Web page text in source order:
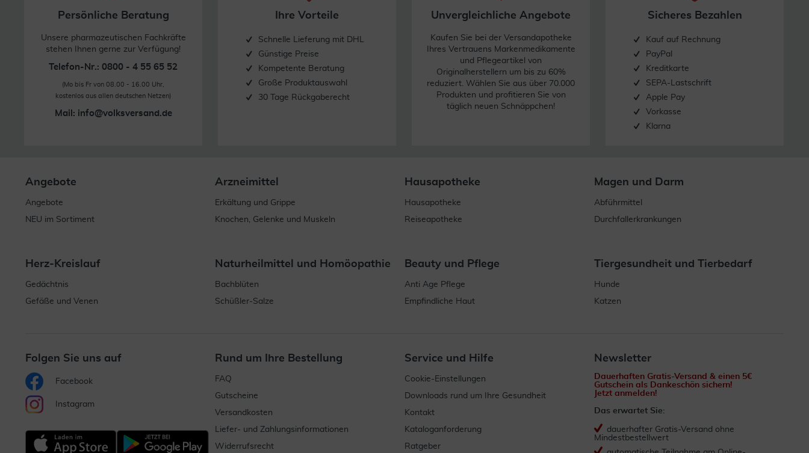
Persönliche Beratung
Unsere pharmazeutischen Fachkräfte
stehen Ihnen gerne zur Verfügung!
Telefon-Nr.: 0800 - 4 55 65 52
(Mo bis Fr von 08.00 - 16.00 Uhr,
kostenlos aus allen deutschen Netzen)
Mail: info@volksversand.de
Ihre Vorteile
Schnelle Lieferung mit DHL
Günstige Preise
Kompetente Beratung
Große Produktauswahl
30 Tage Rückgaberecht
Unvergleichliche Angebote
Kaufen Sie bei der Versandapotheke
Ihres Vertrauens Markenmedikamente
und Pflegeartikel von
Originalherstellern um bis zu 60%
reduziert. Wählen Sie aus über 70.000
Produkten und profitieren Sie von
täglich neuen Schnäppchen!
Sicheres Bezahlen
Kauf auf Rechnung
PayPal
Kreditkarte
SEPA-Lastschrift
Apple Pay
Vorkasse
Klarna
Angebote
Angebote
NEU im Sortiment
Arzneimittel
Erkältung und Grippe
Knochen, Gelenke und Muskeln
Hausapotheke
Hausapotheke
Reiseapotheke
Magen und Darm
Abführmittel
Durchfallerkrankungen
Herz-Kreislauf
Gedächtnis
Gefäße und Venen
Naturheilmittel und Homöopathie
Bachblüten
Schüßler-Salze
Beauty und Pflege
Anti Age Pflege
Empfindliche Haut
Tiergesundheit und Tierbedarf
Hunde
Katzen
Folgen Sie uns auf
Facebook
Instagram
Rund um Ihre Bestellung
FAQ
Gutscheine
Versandkosten
Liefer- und Zahlungsinformationen
Widerrufsrecht
Service und Hilfe
Cookie-Einstellungen
Downloads rund um Ihre Gesundheit
Kontakt
Kataloganforderung
Ratgeber
Newsletter
Dauerhaften Gratis-Versand & einen 5€
Gutschein als Dankeschön sichern!
Jetzt anmelden!
Das erwartet Sie:
dauerhafter Gratis-Versand ohne
Mindestbestellwert